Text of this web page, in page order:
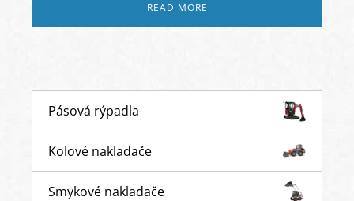
Pásová rýpadla
Kolové nakladače
Smykové nakladače
READ MORE